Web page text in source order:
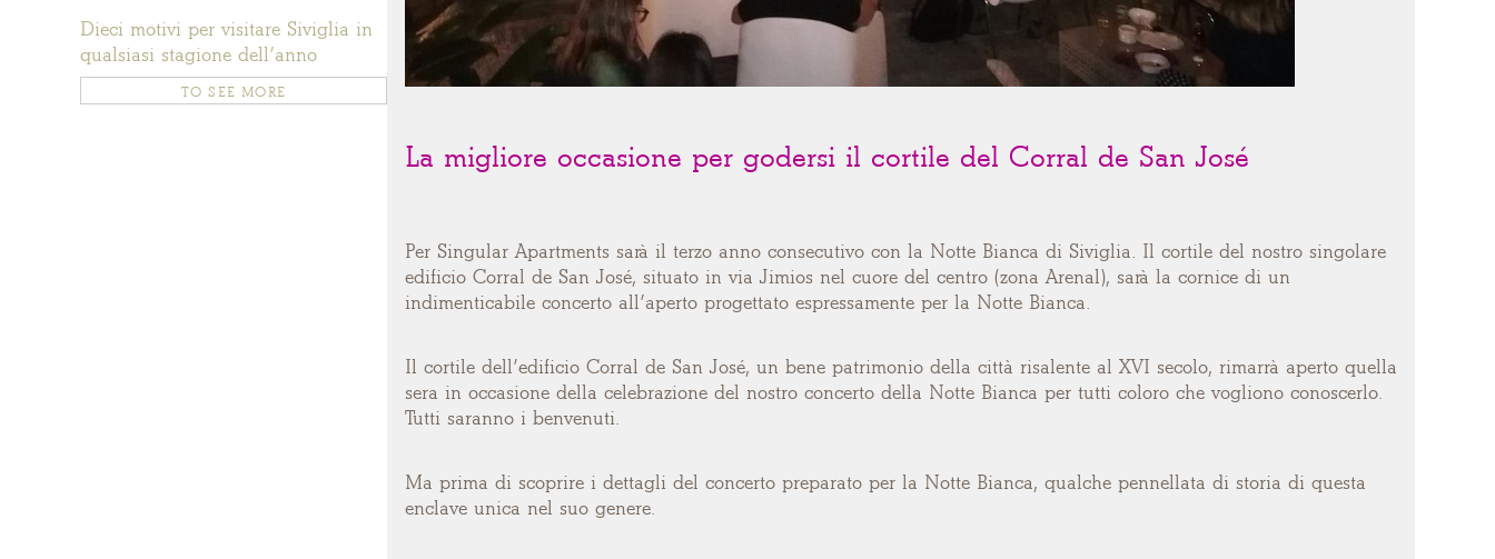
Dieci motivi per visitare Siviglia in
qualsiasi stagione dell’anno
TO SEE MORE
La migliore occasione per godersi il cortile del Corral de San José
Per Singular Apartments sarà il terzo anno consecutivo con la Notte Bianca di Siviglia. Il cortile del nostro singolare
edificio Corral de San José, situato in via Jimios nel cuore del centro (zona Arenal), sarà la cornice di un
indimenticabile concerto all’aperto progettato espressamente per la Notte Bianca.
Il cortile dell’edificio Corral de San José, un bene patrimonio della città risalente al XVI secolo, rimarrà aperto quella
sera in occasione della celebrazione del nostro concerto della Notte Bianca per tutti coloro che vogliono conoscerlo.
Tutti saranno i benvenuti.
Ma prima di scoprire i dettagli del concerto preparato per la Notte Bianca, qualche pennellata di storia di questa
enclave unica nel suo genere.